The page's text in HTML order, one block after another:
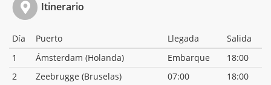
Itinerario
Día Puerto Llegada
Salida
1
Ámsterdam (Holanda) Embarque
18:00
2
Zeebrugge (Bruselas) 07:00
18:00